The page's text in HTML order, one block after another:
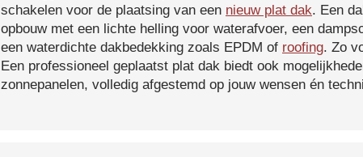
schakelen voor de plaatsing van een nieuw plat dak. Een
opbouw met een lichte helling voor waterafvoer, een
een waterdichte dakbedekking zoals EPDM of roofing. Zo
Een professioneel geplaatst plat dak biedt ook
zonnepanelen, volledig afgestemd op jouw wensen én